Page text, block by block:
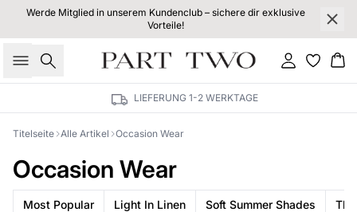
Werde Mitglied in unserem Kundenclub – sichere dir exklusive
Vorteile!
Suche Einloggen
LIEFERUNG 1-2 WERKTAGE
Titelseite Alle Artikel Occasion Wear
Occasion Wear
Most Popular Light In Linen Soft Summer Shades